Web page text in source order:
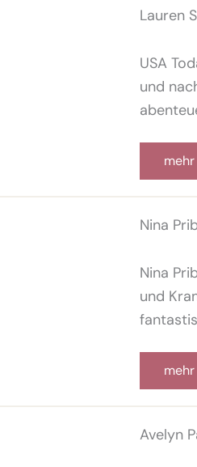
Lauren
USA
und
Nina
Nina
und
Avelyn